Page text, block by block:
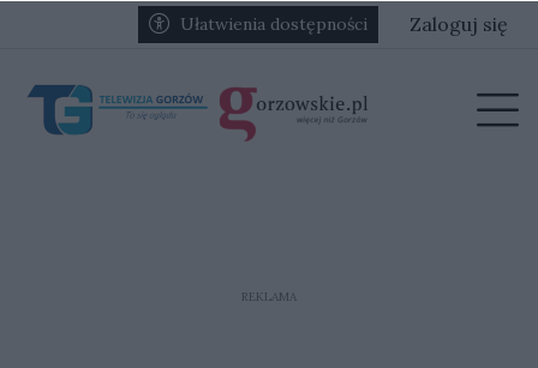
Przejdź do głównych treści
Przejdź do głównego menuUłatwienia dostępności Zaloguj się
REKLAMA